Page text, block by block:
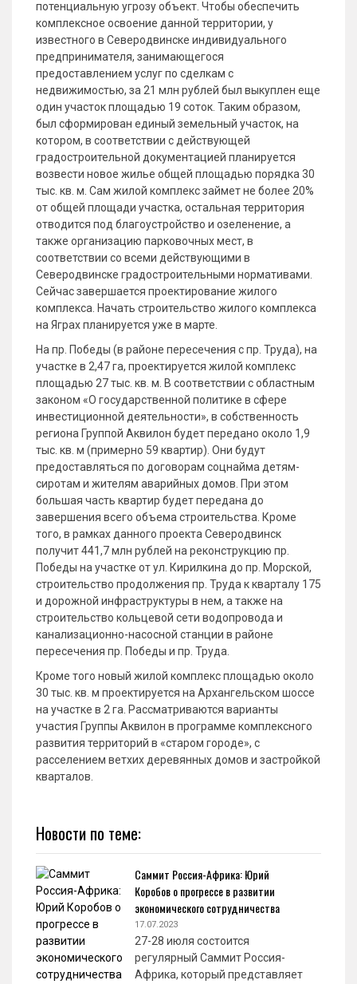
потенциальную угрозу объект. Чтобы обеспечить
комплексное освоение данной территории, у
известного в Северодвинске индивидуального
предпринимателя, занимающегося
предоставлением услуг по сделкам с
недвижимостью, за 21 млн рублей был выкуплен еще
один участок площадью 19 соток. Таким образом,
был сформирован единый земельный участок, на
котором, в соответствии с действующей
градостроительной документацией планируется
возвести новое жилье общей площадью порядка 30
тыс. кв. м. Сам жилой комплекс займет не более 20%
от общей площади участка, остальная территория
отводится под благоустройство и озеленение, а
также организацию парковочных мест, в
соответствии со всеми действующими в
Северодвинске градостроительными нормативами.
Сейчас завершается проектирование жилого
комплекса. Начать строительство жилого комплекса
на Яграх планируется уже в марте.
На пр. Победы (в районе пересечения с пр. Труда), на
участке в 2,47 га, проектируется жилой комплекс
площадью 27 тыс. кв. м. В соответствии с областным
законом «О государственной политике в сфере
инвестиционной деятельности», в собственность
региона Группой Аквилон будет передано около 1,9
тыс. кв. м (примерно 59 квартир). Они будут
предоставляться по договорам соцнайма детям-
сиротам и жителям аварийных домов. При этом
большая часть квартир будет передана до
завершения всего объема строительства. Кроме
того, в рамках данного проекта Северодвинск
получит 441,7 млн рублей на реконструкцию пр.
Победы на участке от ул. Кирилкина до пр. Морской,
строительство продолжения пр. Труда к кварталу 175
и дорожной инфраструктуры в нем, а также на
строительство кольцевой сети водопровода и
канализационно-насосной станции в районе
пересечения пр. Победы и пр. Труда.
Кроме того новый жилой комплекс площадью около
30 тыс. кв. м проектируется на Архангельском шоссе
на участке в 2 га. Рассматриваются варианты
участия Группы Аквилон в программе комплексного
развития территорий в «старом городе», с
расселением ветхих деревянных домов и застройкой
кварталов.
Новости по теме:
Саммит Россия-Африка: Юрий
Коробов о прогрессе в развитии
экономического сотрудничества
17.07.2023
27-28 июля состоится
регулярный Саммит Россия-
Африка, который представляет